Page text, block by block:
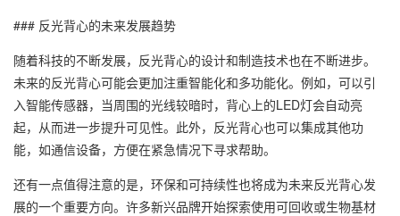
### 反光背心的未来发展趋势
随着科技的不断发展，反光背心的设计和制造技术也在不断进步。
未来的反光背心可能会更加注重智能化和多功能化。例如，可以引
入智能传感器，当周围的光线较暗时，背心上的LED灯会自动亮
起，从而进一步提升可见性。此外，反光背心也可以集成其他功
能，如通信设备，方便在紧急情况下寻求帮助。
还有一点值得注意的是，环保和可持续性也将成为未来反光背心发
展的一个重要方向。许多新兴品牌开始探索使用可回收或生物基材